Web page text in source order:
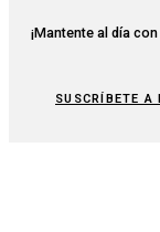
¡Mantente al día
SUSCRÍBETE A